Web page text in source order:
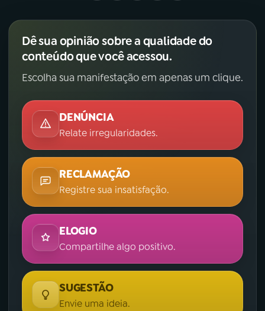
Dê sua opinião sobre a qualidade do
conteúdo que você acessou.
Escolha sua manifestação em apenas um clique.
DENÚNCIA
Relate irregularidades.
RECLAMAÇÃO
Registre sua insatisfação.
ELOGIO
Compartilhe algo positivo.
SUGESTÃO
Envie uma ideia.